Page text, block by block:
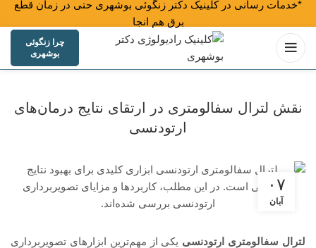
*خدمات رسانی در کلینیک دکتر زنگوئی بوشهری حتی در زمان قطع
برق هم انجام می شود*
چرا زنگوئی
بوشهری
نقش لترال سفالومتری در ارتقای نتایج درمان‌های
ارتودنسی
۰۷
آبان
لترال سفالومتری ارتودنسی یکی از مهم‌ترین ابزارهای تصویربرداری